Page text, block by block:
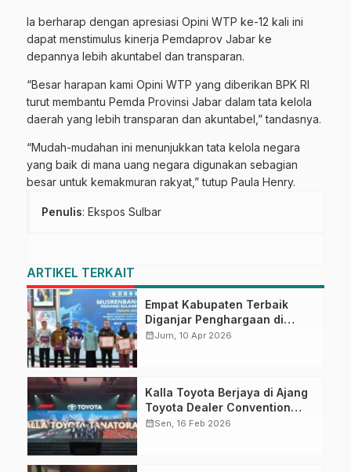
Ia berharap dengan apresiasi Opini WTP ke-12 kali ini
dapat menstimulus kinerja Pemdaprov Jabar ke
depannya lebih akuntabel dan transparan.
“Besar harapan kami Opini WTP yang diberikan BPK RI
turut membantu Pemda Provinsi Jabar dalam tata kelola
daerah yang lebih transparan dan akuntabel,” tandasnya.
“Mudah-mudahan ini menunjukkan tata kelola negara
yang baik di mana uang negara digunakan sebagian
besar untuk kemakmuran rakyat,” tutup Paula Henry.
Penulis: Ekspos Sulbar
ARTIKEL TERKAIT
Empat Kabupaten Terbaik
Diganjar Penghargaan di
Musrenbang Sulbar 2027
calendar_monthJum, 10 Apr 2026
Kalla Toyota Berjaya di Ajang
Toyota Dealer Convention
2026
calendar_monthSen, 16 Feb 2026